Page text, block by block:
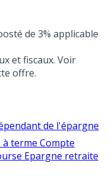
de 3% applicable
et fiscaux. Voir
offre.
de l'épargne
à terme Compte
Epargne retraite